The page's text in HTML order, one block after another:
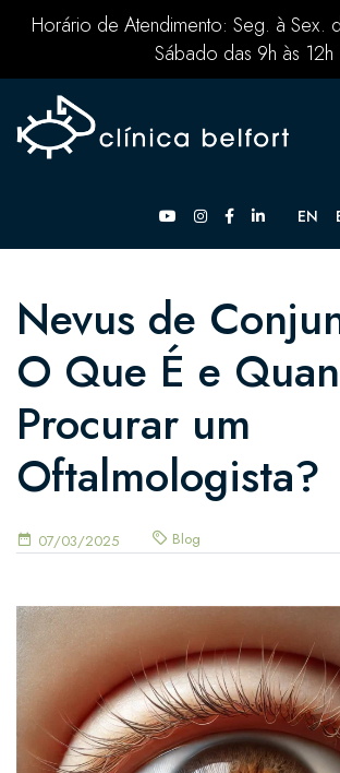
Horário de Atendimento: Seg. à Sex.
Sábado das 9h às 12h
EN
Nevus de
O Que É e
Procurar um
Oftalmologista?
07/03/2025 Blog